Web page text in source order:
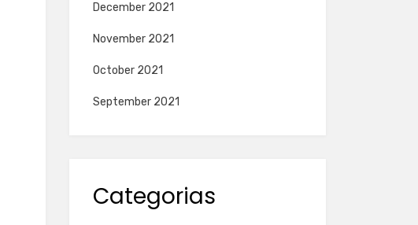
December 2021
November 2021
October 2021
September 2021
Categorias